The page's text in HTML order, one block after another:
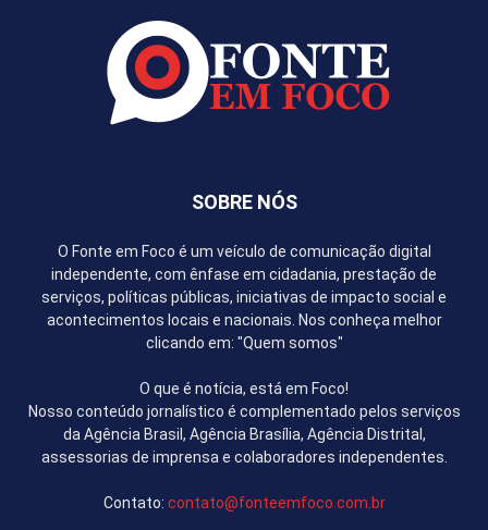
SOBRE NÓS
O Fonte em Foco é um veículo de comunicação digital
independente, com ênfase em cidadania, prestação de
serviços, políticas públicas, iniciativas de impacto social e
acontecimentos locais e nacionais. Nos conheça melhor
clicando em: "Quem somos"
O que é notícia, está em Foco!
Nosso conteúdo jornalístico é complementado pelos serviços
da Agência Brasil, Agência Brasília, Agência Distrital,
assessorias de imprensa e colaboradores independentes.
Contato: contato@fonteemfoco.com.br